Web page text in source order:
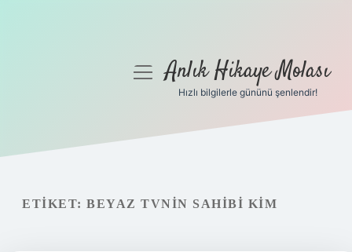
Gizlilik Politikası
menüyüAnlık Hikaye Molası
Hızlı bilgilerle gününü şenlendir!
ETIKET: BEYAZ TVNIN SAHIBI KIM